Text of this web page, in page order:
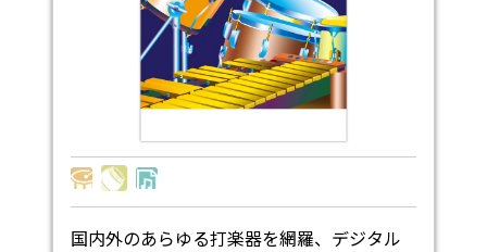
国内外のあらゆる打楽器を網羅、デジタル